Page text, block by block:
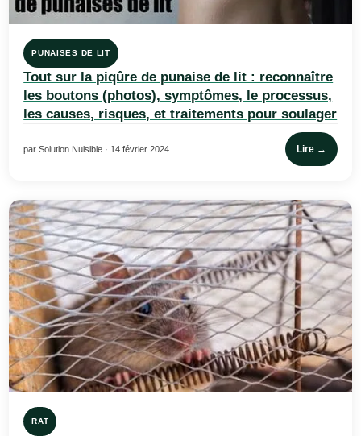
PUNAISES DE LIT
Tout sur la piqûre de punaise de lit : reconnaître
les boutons (photos), symptômes, le processus,
les causes, risques, et traitements pour soulager
par Solution Nuisible · 14 février 2024 Lire →
RAT